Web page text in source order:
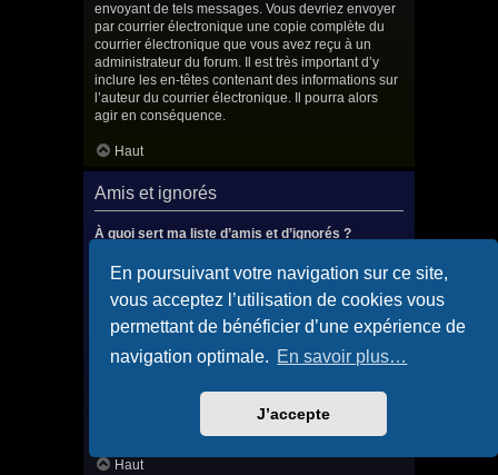
En poursuivant votre navigation sur ce site,
vous acceptez l’utilisation de cookies vous
permettant de bénéficier d’une expérience de
navigation optimale. En savoir plus…
J’accepte
envoyant de tels messages. Vous devriez envoyer
par courrier électronique une copie complète du
courrier électronique que vous avez reçu à un
administrateur du forum. Il est très important d’y
inclure les en-têtes contenant des informations sur
l’auteur du courrier électronique. Il pourra alors
agir en conséquence.
Haut
Amis et ignorés
À quoi sert ma liste d’amis et d’ignorés ?
trier certains utilisateurs du forum. Les membres
ajoutés à votre liste d’amis seront listés dans le
panneau de contrôle de l’utilisateur afin de
consulter rapidement leur statut en ligne et leur
envoyer des messages privés. Selon le style
utilisé, les messages publiés par ces utilisateurs
vous ajoutez un utilisateur à votre liste d’ignorés,
tous les messages qu’il publiera seront masqués
Haut